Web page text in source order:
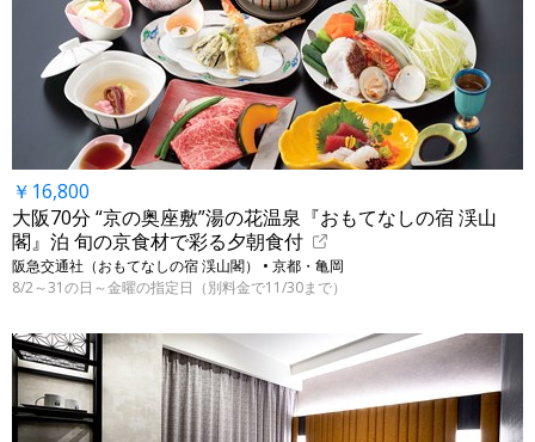
￥16,800
大阪70分 “京の奥座敷”湯の花温泉『おもてなしの宿 渓山
閣』泊 旬の京食材で彩る夕朝食付
阪急交通社（おもてなしの宿 渓山閣） • 京都・亀岡
8/2～31の日～金曜の指定日（別料金で11/30まで）